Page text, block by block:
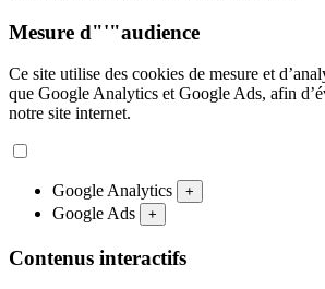
Mesure d"'"audience
Ce site utilise des cookies de mesure et
que Google Analytics et Google Ads, afin
notre site internet.
Google Analytics +
Google Ads +
Contenus interactifs